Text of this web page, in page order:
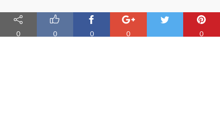
0 0 0 0 0